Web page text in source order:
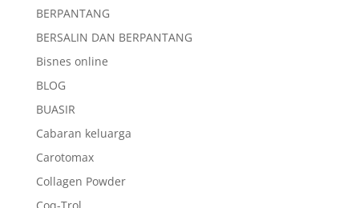
BERPANTANG
BERSALIN DAN BERPANTANG
Bisnes online
BLOG
BUASIR
Cabaran keluarga
Carotomax
Collagen Powder